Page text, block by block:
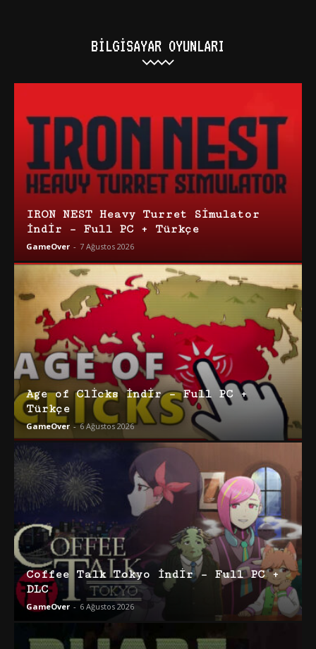
BILGISAYAR OYUNLARI
IRON NEST Heavy Turret Simulator
İndir – Full PC + Türkçe
GameOver - 7 Ağustos 2026
Age of Clicks İndir – Full PC +
Türkçe
GameOver - 6 Ağustos 2026
Coffee Talk Tokyo İndir – Full PC +
DLC
GameOver - 6 Ağustos 2026